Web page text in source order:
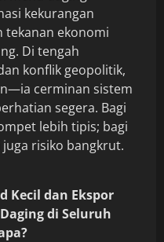
kekurangan
tekanan ekonomi
Di tengah
konflik geopolitik,
cerminan sistem
segera. Bagi
lebih tipis; bagi
risiko bangkrut.
Kecil dan Ekspor
di Seluruh